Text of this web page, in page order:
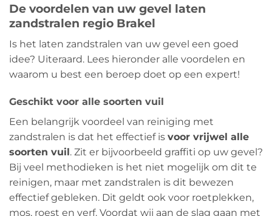
De voordelen van uw gevel laten
zandstralen regio Brakel
Is het laten zandstralen van uw gevel een goed
idee? Uiteraard. Lees hieronder alle voordelen en
waarom u best een beroep doet op een expert!
Geschikt voor alle soorten vuil
Een belangrijk voordeel van reiniging met
zandstralen is dat het effectief is voor vrijwel alle
soorten vuil . Zit er bijvoorbeeld graffiti op uw gevel?
Bij veel methodieken is het niet mogelijk om dit te
reinigen, maar met zandstralen is dit bewezen
effectief gebleken. Dit geldt ook voor roetplekken,
mos, roest en verf. Voordat wij aan de slag gaan met